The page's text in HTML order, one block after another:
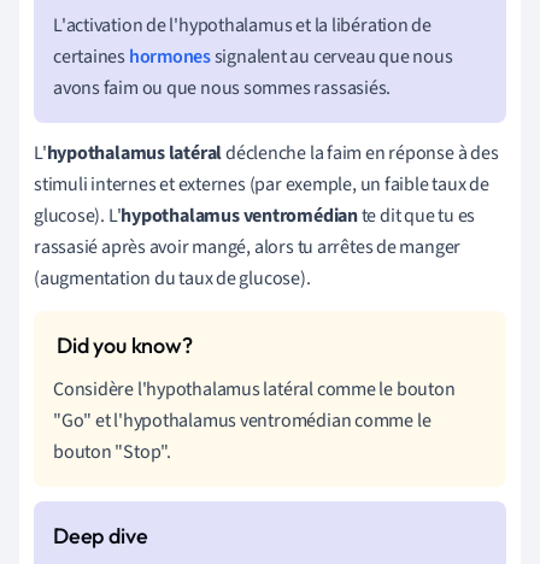
L'activation de l'hypothalamus et la libération de
certaines hormonessignalent au cerveau que nous
avons faim ou que nous sommes rassasiés.
L'hypothalamus latéraldéclenche la faim en réponse à des
stimuli internes et externes (par exemple, un faible taux de
glucose). L'hypothalamus ventromédiante dit que tu es
rassasié après avoir mangé, alors tu arrêtes de manger
(augmentation du taux de glucose).
Considère l'hypothalamus latéral comme le bouton
"Go" et l'hypothalamus ventromédian comme le
bouton "Stop".